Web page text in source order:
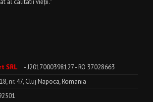
al calitatii vieții.''
SRL
- J2017000398127 - RO 37028663
nr. 47, Cluj Napoca, Romania